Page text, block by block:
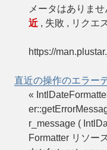
メータはありま
近 , 失敗 , リクエ
https://
直近の操作のエラー
«
r_message (
Formatter リソー